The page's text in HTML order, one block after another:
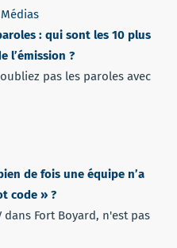
Médias
: qui sont les 10 plus
l’émission ?
pas les paroles avec
de fois une équipe n’a
code » ?
Fort Boyard, n'est pas